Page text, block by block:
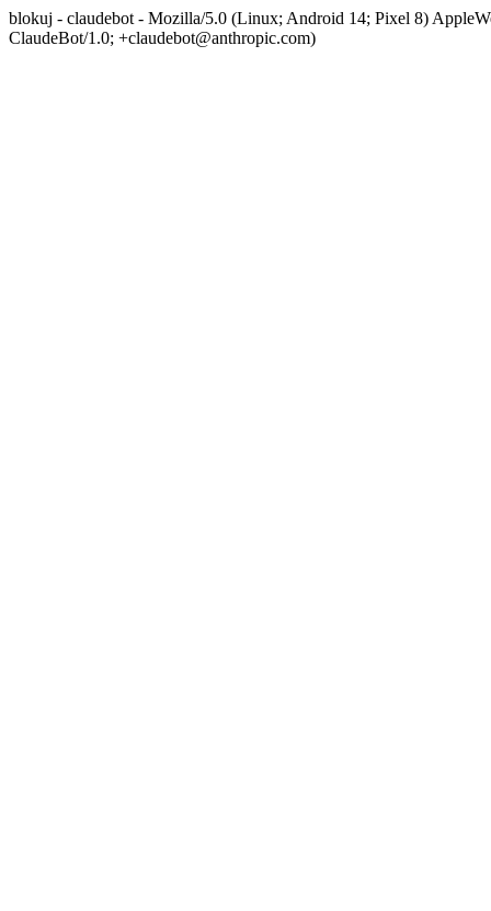
blokuj - claudebot - Mozilla/5.0 (Linux; Android 14; Pixel 8)
ClaudeBot/1.0; +claudebot@anthropic.com)